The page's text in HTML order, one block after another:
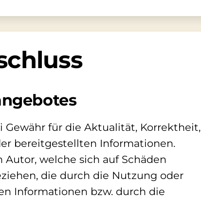
für die Aktualität, Korrektheit,
bereitgestellten Informationen.
welche sich auf Schäden
die durch die Nutzung oder
Informationen bzw. durch die